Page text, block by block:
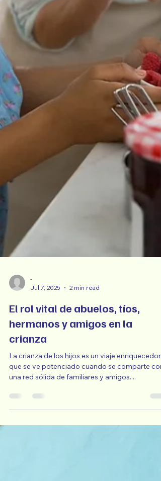
-
Jul 7, 2025
El rol vital de abuelos, tíos,
hermanos y amigos en la
una red sólida de familiares y amigos....